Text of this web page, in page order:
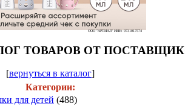
ООО "АРТИАЛ" ИНН: 9731017574
ТОВАРОВ ОТ
[вернуться в каталог]
Категории:
для детей (488)